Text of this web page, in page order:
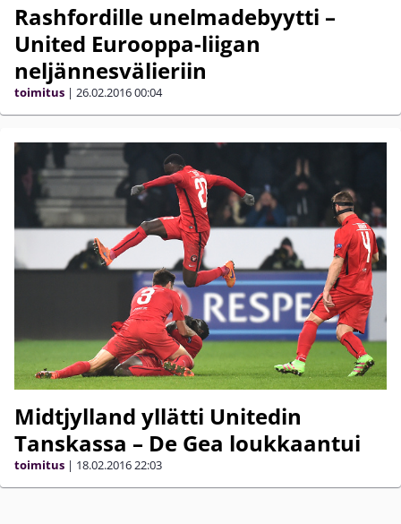
Rashfordille unelmadebyytti –
United Eurooppa-liigan
neljännesvälieriin
toimitus | 26.02.201600:04
Midtjylland yllätti Unitedin
Tanskassa – De Gea loukkaantui
toimitus | 18.02.201622:03